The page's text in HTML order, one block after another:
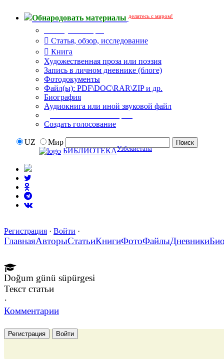
Обнародовать материалы делитесь с миром!
Статья, обзор, исследование
Книга
Художественная проза или поэзия
Запись в личном дневнике (блоге)
Фотодокументы
Файл(ы): PDF\DOC\RAR\ZIP и др.
Биография
Аудиокнига или иной звуковой файл
Создать голосование
UZ
Мир
БИБЛИОТЕКАУзбекистана
Регистрация · Войти ·
ГлавнаяАвторыСтатьиКнигиФотоФайлыДневники
Doğum günü süpürgesi
Текст статьи
·
Комментарии
Регистрация Войти